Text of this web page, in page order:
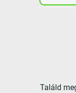
Találd